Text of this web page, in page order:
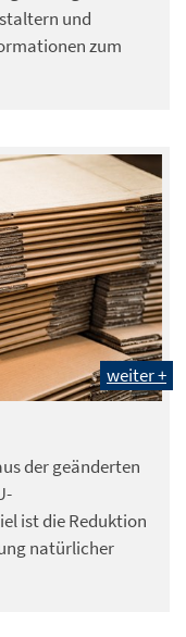
und
zum
weiter +
der geänderten
ist die Reduktion
natürlicher